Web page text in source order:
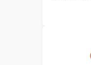
номер